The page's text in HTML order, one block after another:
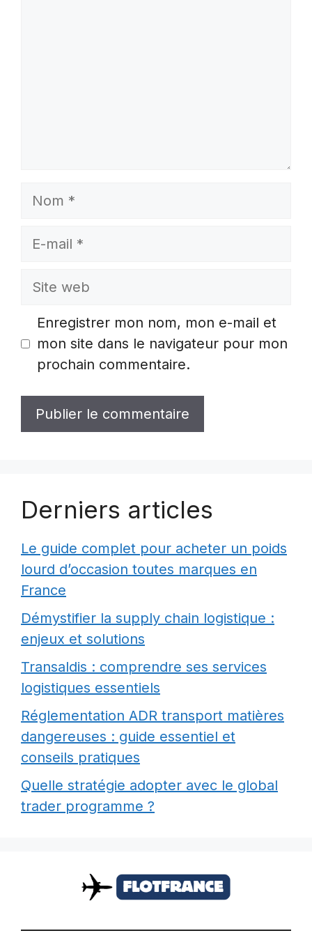
Nom
E-
Site
Enregistrer mon nom, mon e-mail et
mon site dans le navigateur pour mon
prochain commentaire.
Derniers articles
Le guide complet pour acheter un poids
lourd d’occasion toutes marques en
France
Démystifier la supply chain logistique :
enjeux et solutions
Transaldis : comprendre ses services
logistiques essentiels
Réglementation ADR transport matières
dangereuses : guide essentiel et
conseils pratiques
Quelle stratégie adopter avec le global
trader programme ?